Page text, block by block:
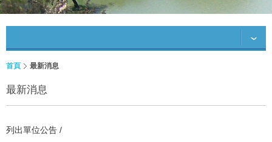
首頁 最新消息
最新消息
列出單位公告 /